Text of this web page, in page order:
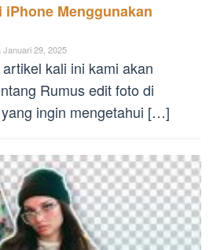
Menggunakan
Januari 29, 2025
kali ini kami akan
Rumus edit foto di
ingin mengetahui […]